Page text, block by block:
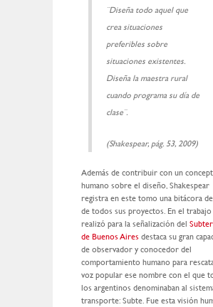
¨Diseña todo aquel que
crea situaciones
preferibles sobre
situaciones existentes.
Diseña la maestra rural
cuando programa su día de
clase¨.
(Shakespear, pág. 53, 2009)
Además de contribuir con un
humano sobre el diseño, Shakespear
registra en este tomo una bitácora
de todos sus proyectos. En el trabajo
realizó para la señalización del
de Buenos Aires destaca su gran
de observador y conocedor del
comportamiento humano para
voz popular ese nombre con el que
los argentinos denominaban al
transporte: Subte. Fue esta visión